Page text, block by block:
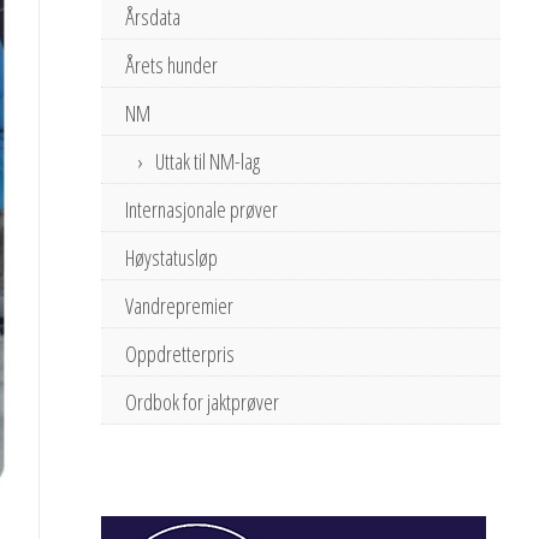
Årsdata
Årets hunder
NM
Uttak til NM-lag
Internasjonale prøver
Høystatusløp
Vandrepremier
Oppdretterpris
Ordbok for jaktprøver